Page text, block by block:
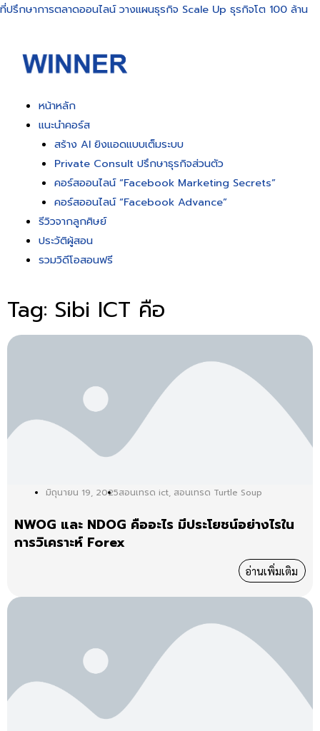
ที่ปรึกษาการตลาดออนไลน์ วางแผนธุรกิจ Scale Up ธุรกิจโต 100 ล้าน
หน้าหลัก
แนะนำคอร์ส
สร้าง AI ยิงแอดแบบเต็มระบบ
Private Consult ปรึกษาธุรกิจส่วนตัว
คอร์สออนไลน์ “Facebook Marketing Secrets”
คอร์สออนไลน์ “Facebook Advance”
รีวิวจากลูกศิษย์
ประวัติผู้สอน
รวมวิดีโอสอนฟรี
Tag: Sibi ICT คือ
มิถุนายน 19, 2025สอนเทรด ict, สอนเทรด Turtle Soup
NWOG และ NDOG คืออะไร มีประโยชน์อย่างไรใน
การวิเคราะห์ Forex
อ่านเพิ่มเติม